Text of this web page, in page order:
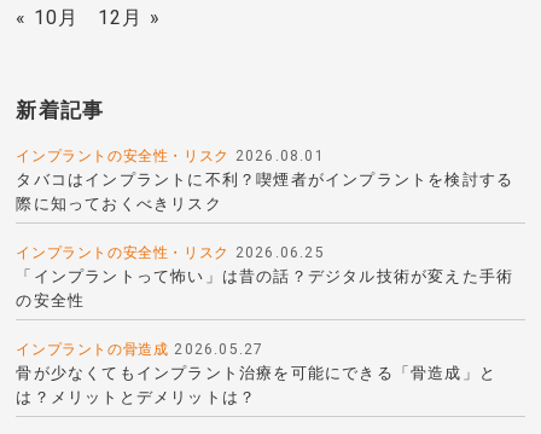
« 10月
12月 »
新着記事
インプラントの安全性・リスク 2026.08.01
タバコはインプラントに不利？喫煙者がインプラントを検討する
際に知っておくべきリスク
インプラントの安全性・リスク 2026.06.25
「インプラントって怖い」は昔の話？デジタル技術が変えた手術
の安全性
インプラントの骨造成 2026.05.27
骨が少なくてもインプラント治療を可能にできる「骨造成」と
は？メリットとデメリットは？